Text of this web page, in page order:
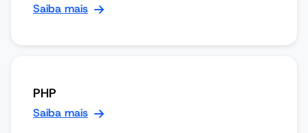
Saiba mais
PHP
Saiba mais